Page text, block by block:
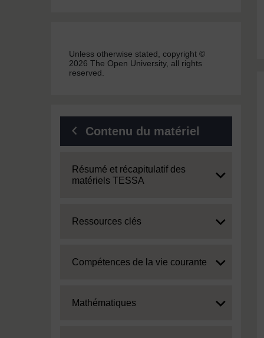
Unless otherwise stated, copyright ©
2026 The Open University, all rights
reserved.
Contenu du matériel
Expand
Résumé et récapitulatif des
matériels TESSA
Expand
Ressources clés
Expand
Compétences de la vie courante
Expand
Mathématiques